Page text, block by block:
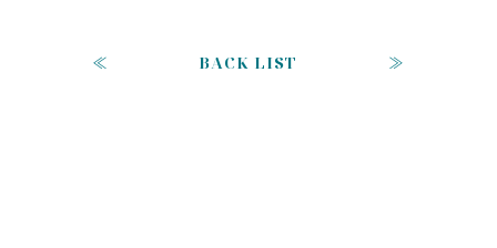
≪ BACK LIST ≫